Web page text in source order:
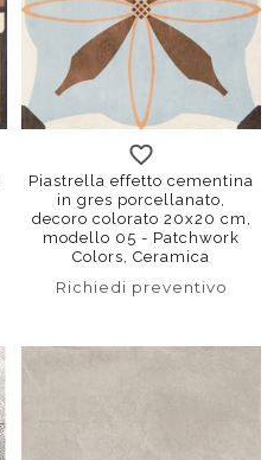
Piastrella effetto cementina
in gres porcellanato,
decoro colorato 20x20 cm,
modello 05 - Patchwork
Colors, Ceramica
Richiedi preventivo